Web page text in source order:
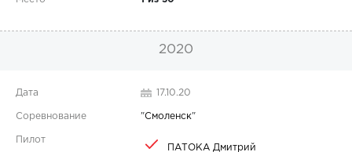
2020
17.10.20
"Смоленск"
ПАТОКА Дмитрий